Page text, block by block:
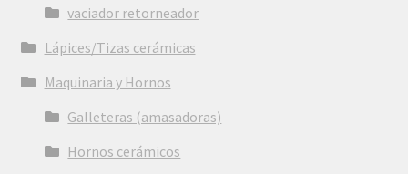
vaciador retorneador
Lápices/Tizas cerámicas
Maquinaria y Hornos
Galleteras (amasadoras)
Hornos cerámicos